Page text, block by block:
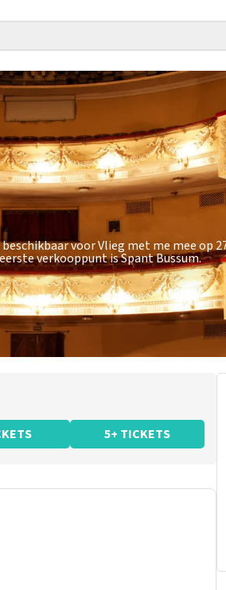
voor Vlieg met me mee op
verkooppunt is Spant Bussum.
5+ TICKETS